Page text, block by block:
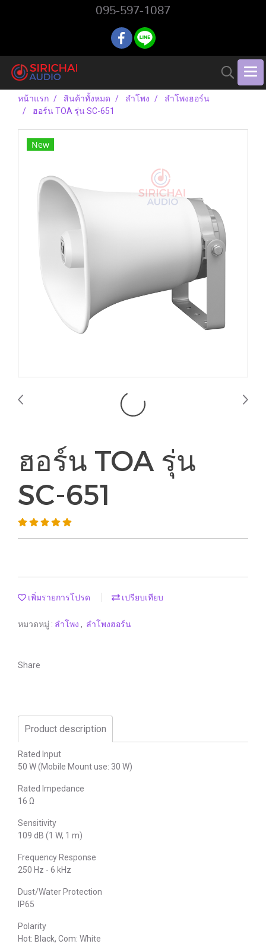
095-597-1087
หน้าแรก สินค้าทั้งหมด ลำโพง
ลำโพงฮอร์น
ฮอร์น TOA รุ่น SC-651
New
ฮอร์น TOA รุ่น
SC-651
เพิ่มรายการโปรด เปรียบเทียบ
หมวดหมู่ : ลำโพง , ลำโพงฮอร์น
Share
Product description
Rated Input
50 W (Mobile Mount use: 30 W)
Rated Impedance
16 Ω
Sensitivity
109 dB (1 W, 1 m)
Frequency Response
250 Hz - 6 kHz
Dust/Water Protection
IP65
Polarity
Hot: Black, Com: White